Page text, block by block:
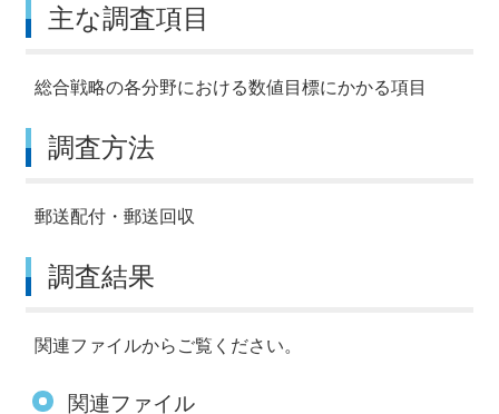
主な調査項目
総合戦略の各分野における数値目標にかかる項目
調査方法
郵送配付・郵送回収
調査結果
関連ファイルからご覧ください。
関連ファイル